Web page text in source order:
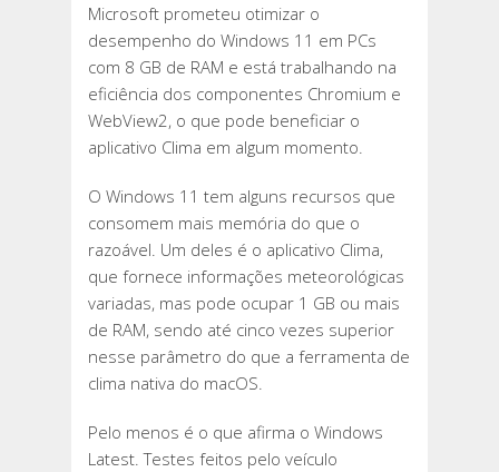
Microsoft prometeu otimizar o
desempenho do Windows 11 em PCs
com 8 GB de RAM e está trabalhando na
eficiência dos componentes Chromium e
WebView2, o que pode beneficiar o
aplicativo Clima em algum momento.
O Windows 11 tem alguns recursos que
consomem mais memória do que o
razoável. Um deles é o aplicativo Clima,
que fornece informações meteorológicas
variadas, mas pode ocupar 1 GB ou mais
de RAM, sendo até cinco vezes superior
nesse parâmetro do que a ferramenta de
clima nativa do macOS.
Pelo menos é o que afirma o Windows
Latest. Testes feitos pelo veículo